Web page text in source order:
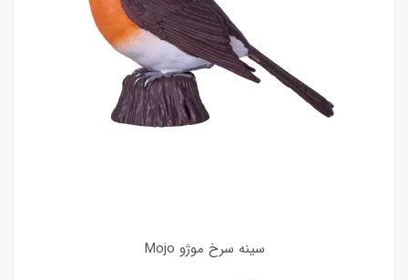
سینه سرخ موژو Mojo